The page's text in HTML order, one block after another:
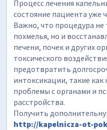
Процесс лечения
состояние пациента уже
Важно, что процедура
похмелья, но и
печени, почек и других
токсического
предотвратить
интоксикации, такие как
проблемы с органами и
расстройства.
Получить
http://kapelnicza-ot-